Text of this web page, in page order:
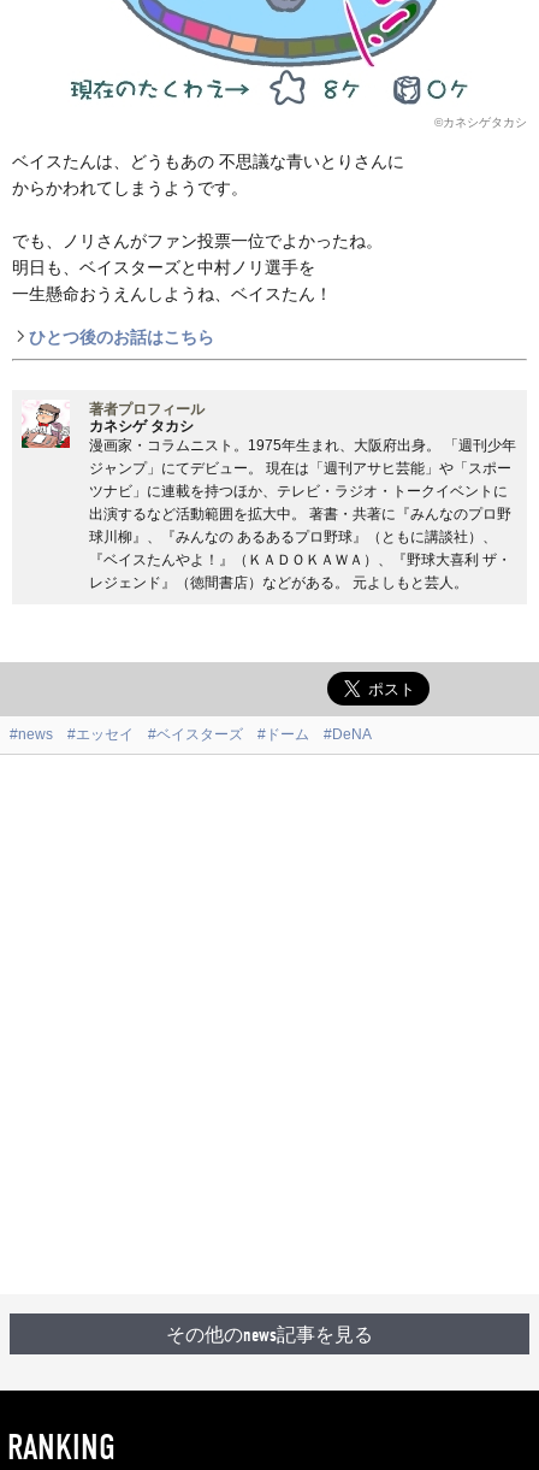
©カネシゲタカシ
ベイスたんは、どうもあの 不思議な青いとりさんに
からかわれてしまうようです。
でも、ノリさんがファン投票一位でよかったね。
明日も、ベイスターズと中村ノリ選手を
一生懸命おうえんしようね、ベイスたん！
ひとつ後のお話はこちら
著者プロフィール
カネシゲ タカシ
漫画家・コラムニスト。1975年生まれ、大阪府出身。 「週刊少年
ジャンプ」にてデビュー。 現在は「週刊アサヒ芸能」や「スポー
ツナビ」に連載を持つほか、テレビ・ラジオ・トークイベントに
出演するなど活動範囲を拡大中。 著書・共著に『みんなのプロ野
球川柳』、『みんなの あるあるプロ野球』（ともに講談社）、
『ベイスたんやよ！』（ＫＡＤＯＫＡＷＡ）、『野球大喜利 ザ・
レジェンド』（徳間書店）などがある。 元よしもと芸人。
#news #エッセイ #ベイスターズ #ドーム #DeNA
その他のnews記事を見る
RANKING